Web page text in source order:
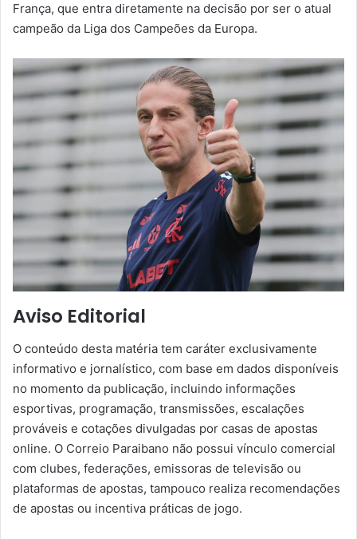
França, que entra diretamente na decisão por ser o atual
campeão da Liga dos Campeões da Europa.
Aviso Editorial
O conteúdo desta matéria tem caráter exclusivamente
informativo e jornalístico, com base em dados disponíveis
no momento da publicação, incluindo informações
esportivas, programação, transmissões, escalações
prováveis e cotações divulgadas por casas de apostas
online. O Correio Paraibano não possui vínculo comercial
com clubes, federações, emissoras de televisão ou
plataformas de apostas, tampouco realiza recomendações
de apostas ou incentiva práticas de jogo.